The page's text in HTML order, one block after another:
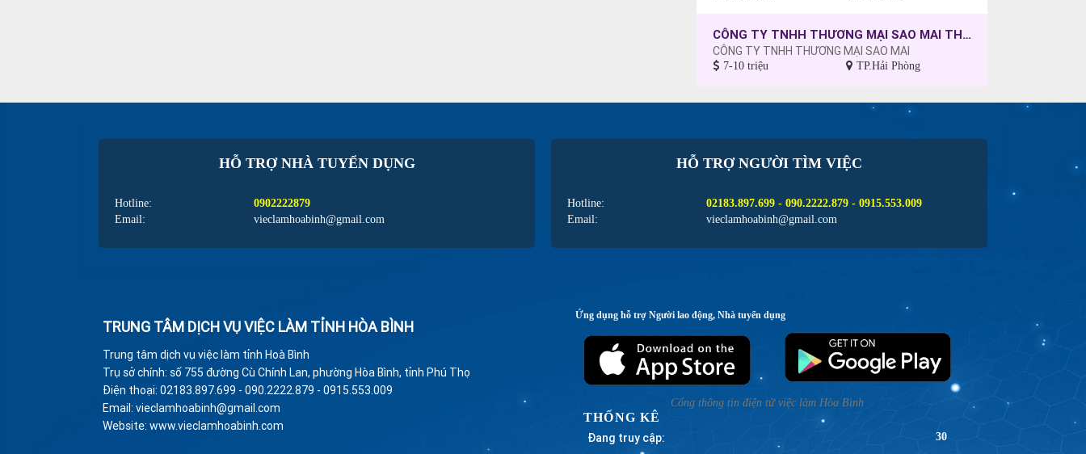
CÔNG TY TNHH THƯƠNG MẠI SAO MAI THÔNG BÁO TUYỂN DỤNG CÔNG NHÂN MAY, CHƯA CÓ TAY NGHỀ SẼ ĐƯỢC ĐÀO TẠO.
CÔNG TY TNHH THƯƠNG MẠI SAO MAI
7-10 triệu TP.Hải Phòng
HỖ TRỢ NHÀ TUYỂN DỤNG
Hotline:
0902222879
Email:
vieclamhoabinh@gmail.com
HỖ TRỢ NGƯỜI TÌM VIỆC
Hotline:
02183.897.699 - 090.2222.879 - 0915.553.009
Email:
vieclamhoabinh@gmail.com
TRUNG TÂM DỊCH VỤ VIỆC LÀM TỈNH HÒA BÌNH
Trung tâm dịch vụ việc làm tỉnh Hoà Bình
Trụ sở chính: số 755 đường Cù Chính Lan, phường Hòa Bình, tỉnh Phú Thọ
Điện thoại: 02183.897.699 - 090.2222.879 - 0915.553.009
Email: vieclamhoabinh@gmail.com
Website: www.vieclamhoabinh.com
Ứng dụng hỗ trợ Người lao động, Nhà tuyển dụng
Cổng thông tin điện tử việc làm Hòa Bình
THỐNG KÊ
Đang truy cập: 30